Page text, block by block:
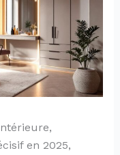
en 2025,